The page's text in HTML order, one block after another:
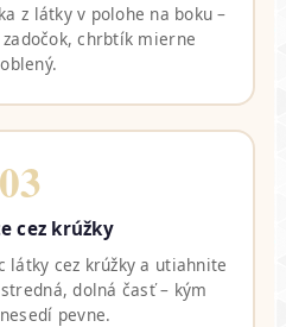
z látky v polohe na boku –
chrbtík mierne
03
cez krúžky
látky cez krúžky a utiahnite
dolná časť – kým
pevne.